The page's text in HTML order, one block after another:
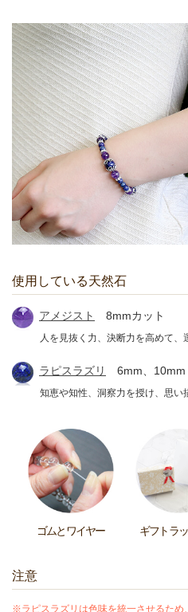
使用している天然石
アメジスト 8mmカット
人を見抜く力、決断力を高めて
ラピスラズリ 6mm、10mm
知恵や知性、洞察力を授け、思い
ゴムとワイヤー ギフトラ
注意
※ラピスラズリは色味を統一させるため